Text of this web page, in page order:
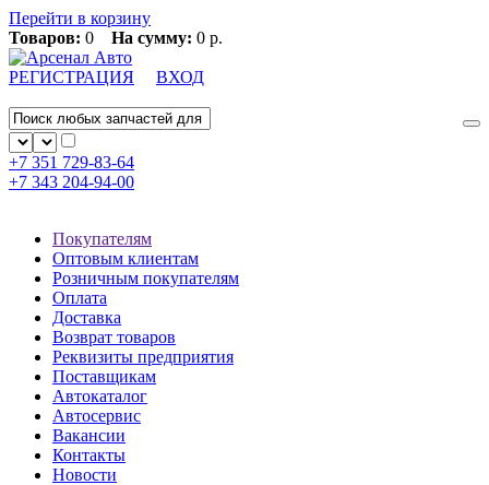
Перейти в корзину
Товаров: 0 На сумму: 0 р.
РЕГИСТРАЦИЯ ВХОД
+7 351 729-83-64
+7 343 204-94-00
Покупателям
Оптовым клиентам
Розничным покупателям
Оплата
Доставка
Возврат товаров
Реквизиты предприятия
Поставщикам
Автокаталог
Автосервис
Вакансии
Контакты
Новости